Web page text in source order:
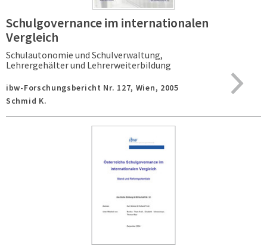
Schulgovernance im internationalen
Vergleich
Schulautonomie und Schulverwaltung,
Lehrergehälter und Lehrerweiterbildung
ibw-Forschungsbericht Nr. 127, Wien, 2005
Schmid K.